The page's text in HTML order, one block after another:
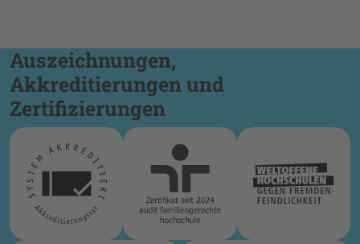
Auszeichnungen,
Akkreditierungen und
Zertifizierungen